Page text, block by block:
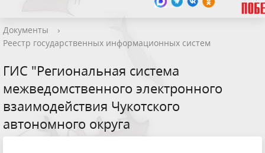
Документы
›
Реестр государственных информационных систем
ГИС "Региональная система
межведомственного электронного
взаимодействия Чукотского
автономного округа